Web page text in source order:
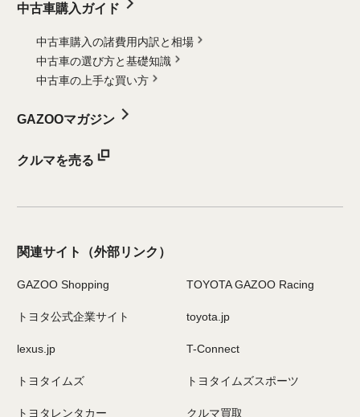
中古車購入ガイド
中古車購入の諸費用内訳と相場
中古車の選び方と基礎知識
中古車の上手な買い方
GAZOOマガジン
クルマを売る
関連サイト （外部リンク）
GAZOO Shopping TOYOTA GAZOO Racing
トヨタ公式企業サイト toyota.jp
lexus.jp T-Connect
トヨタイムズ トヨタイムズスポーツ
トヨタレンタカー クルマ買取